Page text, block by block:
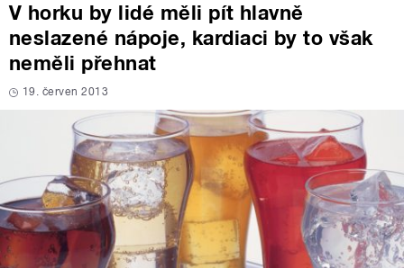
V horku by lidé měli pít hlavně
neslazené nápoje, kardiaci by to však
neměli přehnat
19. červen 2013